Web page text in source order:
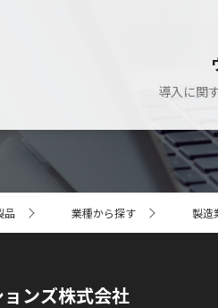
導入に関
品 業種から探す 製造
ンズ株式会社